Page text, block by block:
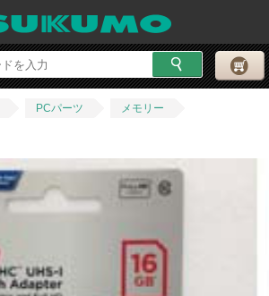
PCパーツ
メモリー